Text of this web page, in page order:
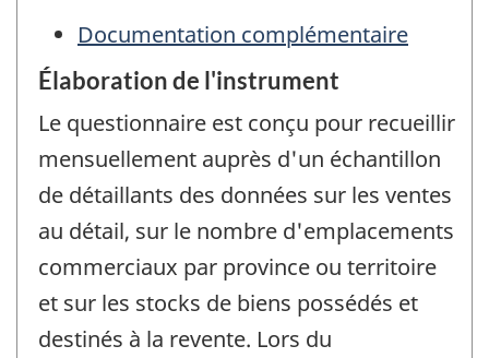
Documentation complémentaire
Élaboration de l'instrument
Le questionnaire est conçu pour recueillir
mensuellement auprès d'un échantillon
de détaillants des données sur les ventes
au détail, sur le nombre d'emplacements
commerciaux par province ou territoire
et sur les stocks de biens possédés et
destinés à la revente. Lors du